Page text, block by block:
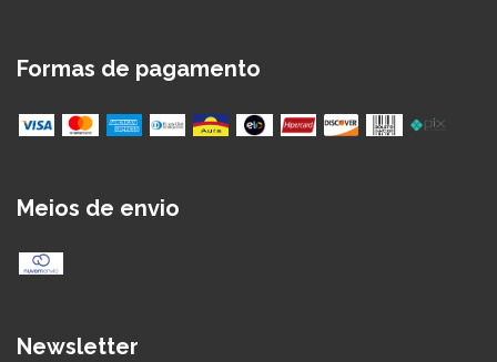
Formas de pagamento
Meios de envio
Newsletter